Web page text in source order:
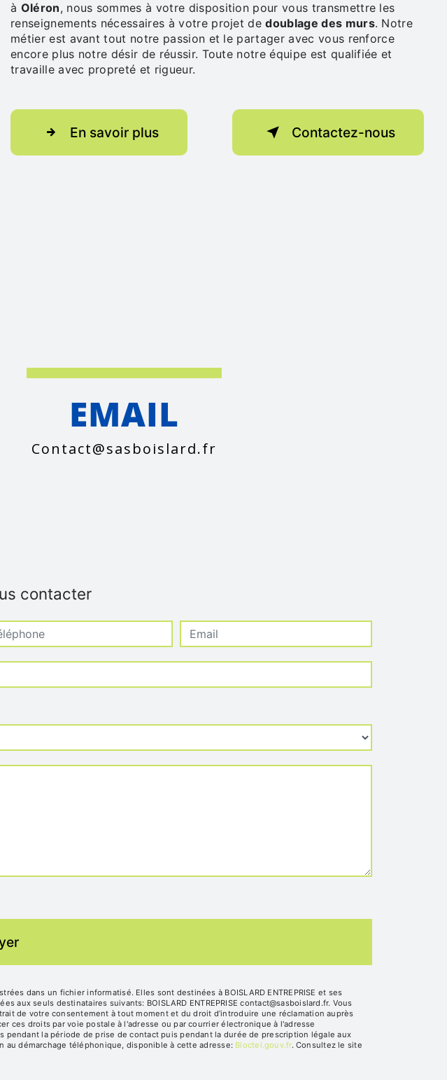
à Oléron, nous sommes à votre disposition pour vous transmettre les
renseignements nécessaires à votre projet dedoublage des murs. Notre
métier est avant tout notre passion et le partager avec vous renforce
encore plus notre désir de réussir. Toute notre équipe est qualifiée et
travaille avec propreté et rigueur.
En savoir plus Contactez-nous
EMAIL
contact@sasboislard.fr
contacter
dans un fichier informatisé. Elles sont destinées à BOISLARD ENTREPRISE et ses
seuls destinataires suivants: BOISLARD ENTREPRISE contact@sasboislard.fr. Vous
de votre consentement à tout moment et du droit d’introduire une réclamation auprès
ces droits par voie postale à l'adresse ou par courrier électronique à l'adresse
la période de prise de contact puis pendant la durée de prescription légale aux
démarchage téléphonique, disponible à cette adresse:
Bloctel.gouv.fr. Consultez le site